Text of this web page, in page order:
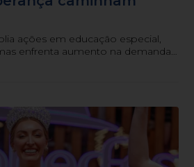
ações em educação especial,
enfrenta aumento na demanda